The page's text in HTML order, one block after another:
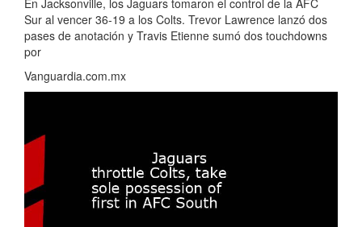
En Jacksonville, los Jaguars tomaron el control de la AFC
Sur al vencer 36-19 a los Colts. Trevor Lawrence lanzó dos
pases de anotación y Travis Etienne sumó dos touchdowns
por
Vanguardia.com.mx